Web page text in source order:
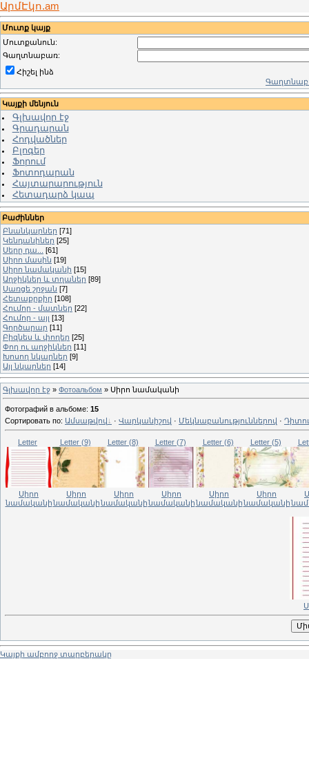
ԱրմԷկո.am
Մուտք կայք
Մուտքանուն:
Գաղտնաբառ:
Հիշել ինձ
Կայքի մենյուն
Գլխավոր էջ
Գրադարան
Հոդվածներ
Բլոգեր
Ֆորում
Ֆոտոդարան
Հայտարարություն
Հետադարձ կապ
Բաժիններ
Բնանկարներ [71]
Կենդանիներ [25]
Սերը դա...
[61]
Սիրո մասին [19]
Սիրո նամականի [15]
Աղջիկներ և տղաներ [89]
Սառցե շրջան [7]
Հետաքրքիր [108]
Հումոր - մատներ [22]
Հումոր - այլ [13]
Գործարար [11]
Բիզնես և փողեր [25]
Փող ու աղջիկներ [11]
Խոսող նկարներ [9]
Այլ նկարներ [14]
Գլխավոր էջ » Фотоальбом » Սիրո նամականի
Фотографий в альбоме: 15
Сортировать по: Ամսաթվով · Վարկանիշով · Մեկնաբանություններով ·
Letter
Սիրո
նամականի
Letter (9)
Սիրո
նամականի
Letter (8)
Սիրո
նամականի
Letter (7)
Սիրո
նամականի
Letter (6)
Սիրո
նամականի
Letter (5)
Սիրո
նամականի
Կայքի ամբողջ տարբերակը